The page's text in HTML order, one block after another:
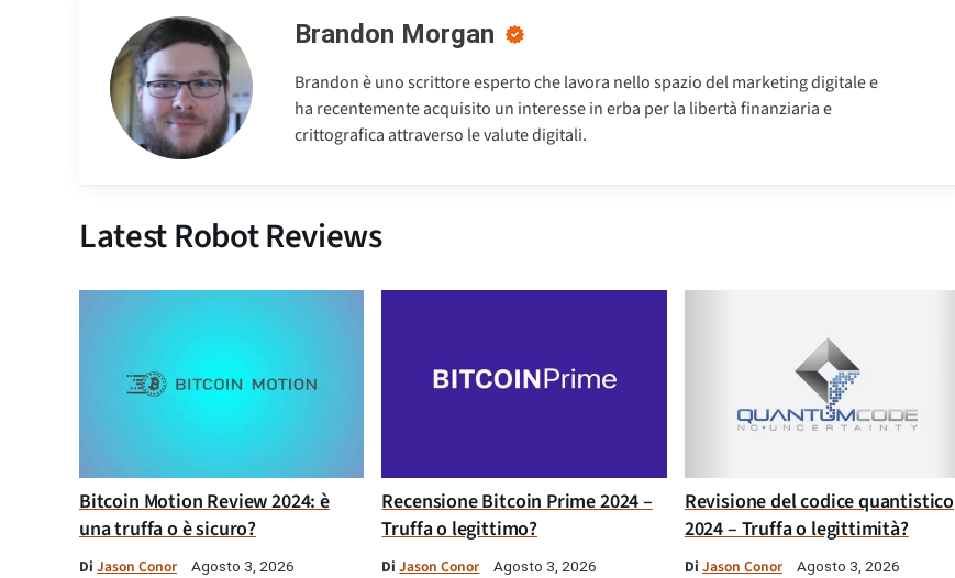
Brandon Morgan
Brandon è uno scrittore esperto che lavora nello spazio del marketing digitale e
ha recentemente acquisito un interesse in erba per la libertà finanziaria e
crittografica attraverso le valute digitali.
Latest Robot Reviews
Bitcoin Motion Review 2024: è
una truffa o è sicuro?
Di Jason Conor Agosto 3, 2026
Recensione Bitcoin Prime 2024 –
Truffa o legittimo?
DiJason Conor Agosto 3, 2026
Revisione del codice quantistico
2024 – Truffa o legittimità?
Di Jason Conor Agosto 3, 2026